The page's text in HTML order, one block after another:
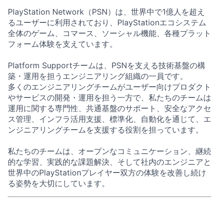
PlayStation Network（PSN）は、世界中で1億人を超え
るユーザーに利用されており、PlayStationエコシステム
全体のゲーム、コマース、ソーシャル機能、各種プラット
フォーム体験を支えています。
Platform Supportチームは、PSNを支える技術基盤の構
築・運用を担うエンジニアリング組織の一員です。
多くのエンジニアリングチームがユーザー向けプロダクト
やサービスの開発・運用を担う一方で、私たちのチームは
運用に関する専門性、共通基盤のサポート、安全なアクセ
ス管理、インフラ活用支援、標準化、自動化を通じて、エ
ンジニアリングチームを支援する役割を担っています。
私たちのチームは、オープンなコミュニケーション、継続
的な学習、実践的な課題解決、そして社内のエンジニアと
世界中のPlayStationプレイヤー双方の体験を改善し続け
る姿勢を大切にしています。